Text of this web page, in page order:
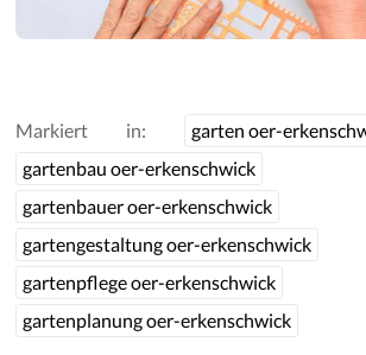
Markiert in:
garten oer-
gartenbau oer-erkenschwick
gartenbauer oer-erkenschwick
gartengestaltung oer-erkenschwick
gartenpflege oer-erkenschwick
gartenplanung oer-erkenschwick